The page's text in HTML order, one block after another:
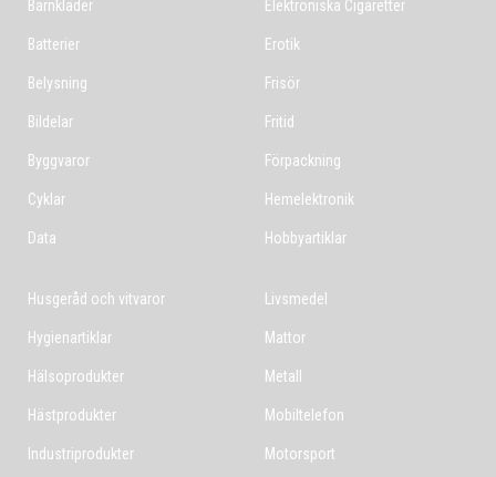
Barnkläder
Batterier
Belysning
Bildelar
Byggvaror
Cyklar
Data
Elektroniska Cigaretter
Erotik
Frisör
Fritid
Förpackning
Hemelektronik
Hobbyartiklar
Husgeråd och vitvaror
Hygienartiklar
Hälsoprodukter
Hästprodukter
Industriprodukter
Livsmedel
Mattor
Metall
Mobiltelefon
Motorsport